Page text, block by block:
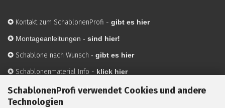
SchablonenProfi verwendet Cookies und andere
Technologien
✪ Kontakt zum SchablonenProfi - gibt es hier
✪ Montageanleitungen - sind hier!
✪ Schablone nach Wunsch - gibt es hier
✪ Schablonenmaterial Info - klick hier
✪Hersteller-hier mehr Infos